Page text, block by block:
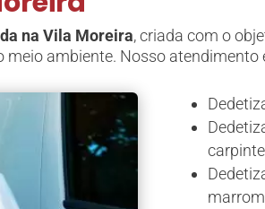
na Vila Moreira, criada com o
ambiente. Nosso atendimento